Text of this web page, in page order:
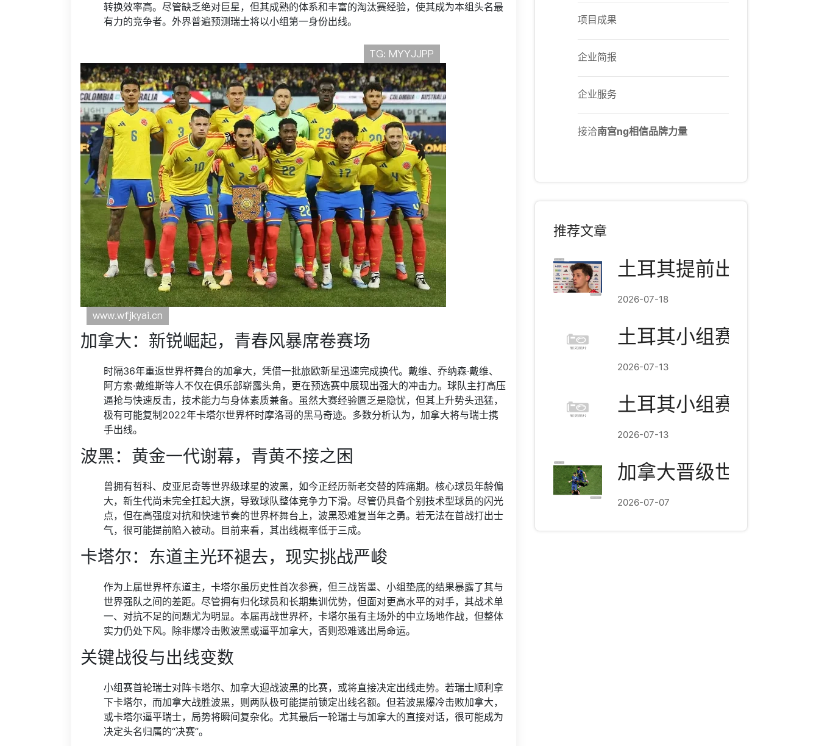
转换效率高。尽管缺乏绝对巨星，但其成熟的体系和丰富的淘汰赛经验，使其成为本组头名最
有力的竞争者。外界普遍预测瑞士将以小组第一身份出线。
加拿大：新锐崛起，青春风暴席卷赛场
时隔36年重返世界杯舞台的加拿大，凭借一批旅欧新星迅速完成换代。戴维、乔纳森·戴维、
阿方索·戴维斯等人不仅在俱乐部崭露头角，更在预选赛中展现出强大的冲击力。球队主打高压
逼抢与快速反击，技术能力与身体素质兼备。虽然大赛经验匮乏是隐忧，但其上升势头迅猛，
极有可能复制2022年卡塔尔世界杯时摩洛哥的黑马奇迹。多数分析认为，加拿大将与瑞士携
手出线。
波黑：黄金一代谢幕，青黄不接之困
曾拥有哲科、皮亚尼奇等世界级球星的波黑，如今正经历新老交替的阵痛期。核心球员年龄偏
大，新生代尚未完全扛起大旗，导致球队整体竞争力下滑。尽管仍具备个别技术型球员的闪光
点，但在高强度对抗和快速节奏的世界杯舞台上，波黑恐难复当年之勇。若无法在首战打出士
气，很可能提前陷入被动。目前来看，其出线概率低于三成。
卡塔尔：东道主光环褪去，现实挑战严峻
作为上届世界杯东道主，卡塔尔虽历史性首次参赛，但三战皆墨、小组垫底的结果暴露了其与
世界强队之间的差距。尽管拥有归化球员和长期集训优势，但面对更高水平的对手，其战术单
一、对抗不足的问题尤为明显。本届再战世界杯，卡塔尔虽有主场外的中立场地作战，但整体
实力仍处下风。除非爆冷击败波黑或逼平加拿大，否则恐难逃出局命运。
关键战役与出线变数
小组赛首轮瑞士对阵卡塔尔、加拿大迎战波黑的比赛，或将直接决定出线走势。若瑞士顺利拿
下卡塔尔，而加拿大战胜波黑，则两队极可能提前锁定出线名额。但若波黑爆冷击败加拿大，
或卡塔尔逼平瑞士，局势将瞬间复杂化。尤其最后一轮瑞士与加拿大的直接对话，很可能成为
决定头名归属的“决赛”。
项目成果
企业简报
企业服务
接洽南宫ng相信品牌力量
推荐文章
土耳其提前出局，居
2026-07-18
土耳其小组赛结束：3
2026-07-13
土耳其小组赛结束：3
2026-07-13
加拿大晋级世界杯淘
2026-07-07